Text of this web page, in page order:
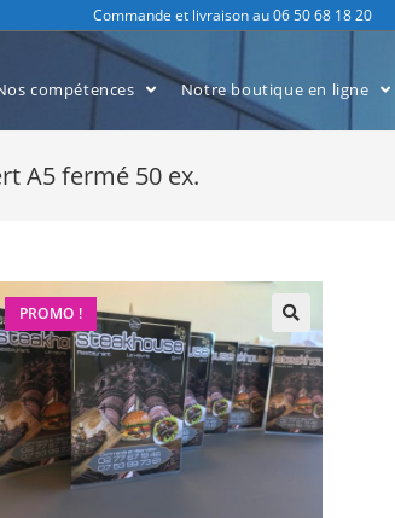
Commande et livraison au 06 50 68 18 20
compétences Notre boutique en ligne
A5 fermé 50 ex.
PROMO !